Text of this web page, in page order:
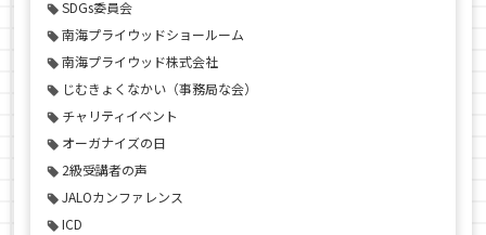
SDGs委員会
南海プライウッドショールーム
南海プライウッド株式会社
じむきょくなかい（事務局な会）
チャリティイベント
オーガナイズの日
2級受講者の声
JALOカンファレンス
ICD